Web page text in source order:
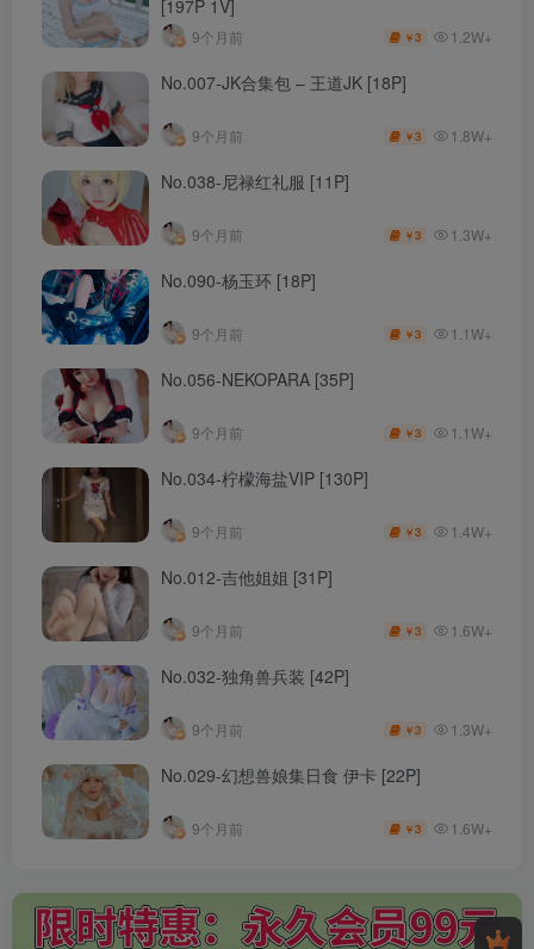
[197P 1V]
9个月前 ￥3 1.2W+
No.007-JK合集包 – 王道JK [18P]
9个月前 ￥3 1.8W+
No.038-尼禄红礼服 [11P]
9个月前 ￥3 1.3W+
No.090-杨玉环 [18P]
9个月前 ￥3 1.1W+
No.056-NEKOPARA [35P]
9个月前 ￥3 1.1W+
No.034-柠檬海盐VIP [130P]
9个月前 ￥3 1.4W+
No.012-吉他姐姐 [31P]
9个月前 ￥3 1.6W+
No.032-独角兽兵装 [42P]
9个月前 ￥3 1.3W+
No.029-幻想兽娘集日食 伊卡 [22P]
9个月前 ￥3 1.6W+